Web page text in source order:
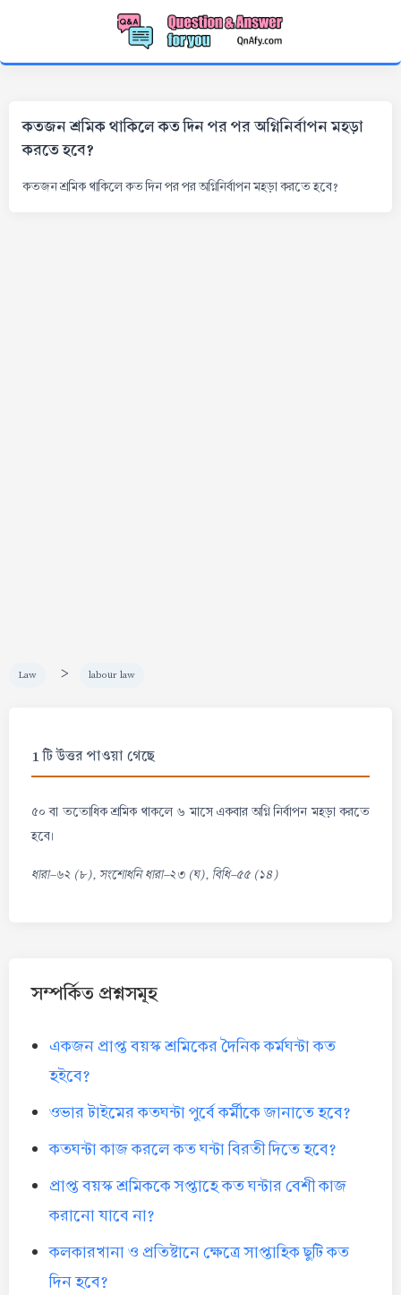
কতজন শ্রমিক থাকিলে কত দিন পর পর অগ্নিনির্বাপন মহড়া
করতে হবে?
কতজন শ্রমিক থাকিলে কত দিন পর পর অগ্নিনির্বাপন মহড়া করতে হবে?
Law > labour law
1 টি উত্তর পাওয়া গেছে
৫০ বা ততোধিক শ্রমিক থাকলে ৬ মাসে একবার অগ্নি নির্বাপন মহড়া করতে
হবে।
ধারা-৬২ (৮), সংশোধনি ধারা-২৩ (ঘ), বিধি-৫৫ (১৪)
সম্পর্কিত প্রশ্নসমূহ
একজন প্রাপ্ত বয়স্ক শ্রমিকের দৈনিক কর্মঘন্টা কত
হইবে?
ওভার টাইমের কতঘন্টা পুর্বে কর্মীকে জানাতে হবে?
কতঘন্টা কাজ করলে কত ঘন্টা বিরতী দিতে হবে?
প্রাপ্ত বয়স্ক শ্রমিককে সপ্তাহে কত ঘন্টার বেশী কাজ
করানো যাবে না?
কলকারখানা ও প্রতিষ্টানে ক্ষেত্রে সাপ্তাহিক ছুটি কত
দিন হবে?